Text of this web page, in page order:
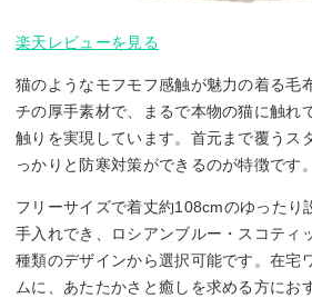
楽天レビューを見る
猫のようなモフモフ感触が魅力の着る毛
チの厚手素材で、まるで本物の猫に触れ
触りを実現しています。首元まで覆うス
っかりと防寒対策ができるのが特徴です。
フリーサイズで着丈約108cmのゆったり
手入れでき、ロシアンブルー・スコティ
種類のデザインから選択可能です。在宅
ムに、あたたかさと癒しを求める方にお